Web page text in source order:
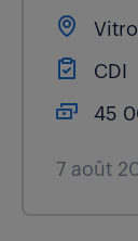
CDI
45
7 août